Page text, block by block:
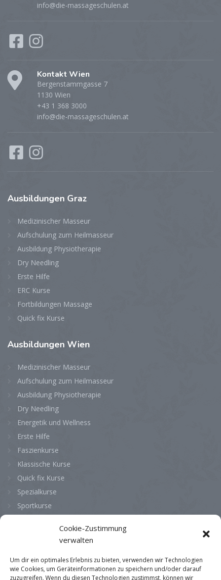
Cookie-Zustimmung
verwalten
Um dir ein optimales Erlebnis zu bieten, verwenden wir Technologien
wie Cookies, um Geräteinformationen zu speichern und/oder darauf
zuzugreifen. Wenn du diesen Technologien zustimmst, können wir
info@die-massageschulen.at
Kontakt Wien
Bergenstammgasse 7
1130 Wien
+43 1 368 3000
info@die-massageschulen.at
Ausbildungen Graz
Medizinischer Masseur
Aufschulung zum Heilmasseur
Ausbildung Physiotherapie
Dry Needling
Erste Hilfe
ERC Kurse
Fortbildungen Massage
Quick fix Kurse
Ausbildungen Wien
Medizinischer Masseur
Aufschulung zum Heilmasseur
Ausbildung Physiotherapie
Dry Needling
Energetik und Wellness
Erste Hilfe
Faszienkurse
Klassische Kurse
Quick fix Kurse
Spezialkurse
Sportkurse
Dienstag 08:00 - 13:00